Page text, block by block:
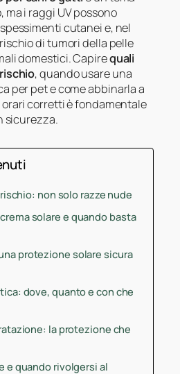
i raggi UV possono
cutanei e, nel
di tumori della pelle
domestici. Capirequali
, quando usare una
per pet e come abbinarla a
corretti è fondamentale
sicurezza.
non solo razze nude
solare e quando basta
protezione solare sicura
dove, quanto e con che
la protezione che
e quando rivolgersi al